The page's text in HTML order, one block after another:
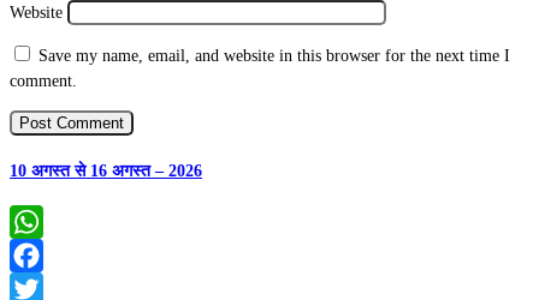
Website
Save my name, email, and website in this browser for the next time I
comment.
10 अगस्त से 16 अगस्त – 2026
WhatsApp
Facebook